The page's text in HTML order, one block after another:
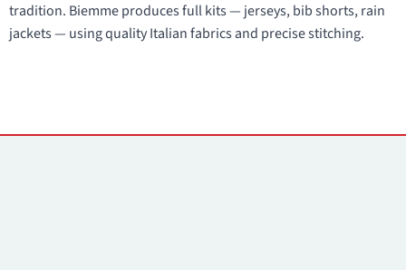
tradition. Biemme produces full kits — jerseys, bib shorts, rain
jackets — using quality Italian fabrics and precise stitching.